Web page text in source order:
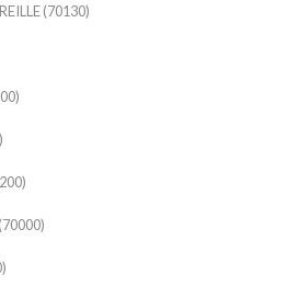
(70130)